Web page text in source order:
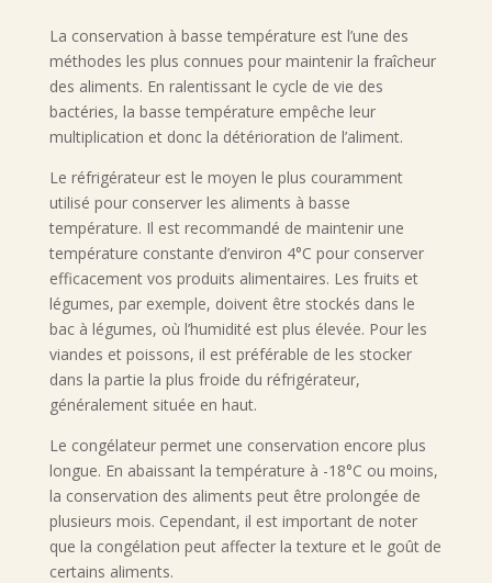
La conservation à basse température est l’une des
méthodes les plus connues pour maintenir la fraîcheur
des aliments. En ralentissant le cycle de vie des
bactéries, la basse température empêche leur
multiplication et donc la détérioration de l’aliment.
Le réfrigérateur est le moyen le plus couramment
utilisé pour conserver les aliments à basse
température. Il est recommandé de maintenir une
température constante d’environ 4°C pour conserver
efficacement vos produits alimentaires. Les fruits et
légumes, par exemple, doivent être stockés dans le
bac à légumes, où l’humidité est plus élevée. Pour les
viandes et poissons, il est préférable de les stocker
dans la partie la plus froide du réfrigérateur,
généralement située en haut.
Le congélateur permet une conservation encore plus
longue. En abaissant la température à -18°C ou moins,
la conservation des aliments peut être prolongée de
plusieurs mois. Cependant, il est important de noter
que la congélation peut affecter la texture et le goût de
certains aliments.